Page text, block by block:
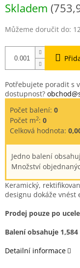
cena:
Skladem
Můžeme doručit do:
Potřebujete poradit s
dostupnost?
Počet balení: 0
Počet m2: 0
Celková hodnota:
Jedno balení
Množství
Keramický,
designu dokáže vnést
Prodej pouze po
Balení obsahuje 1,584
Detailní informace